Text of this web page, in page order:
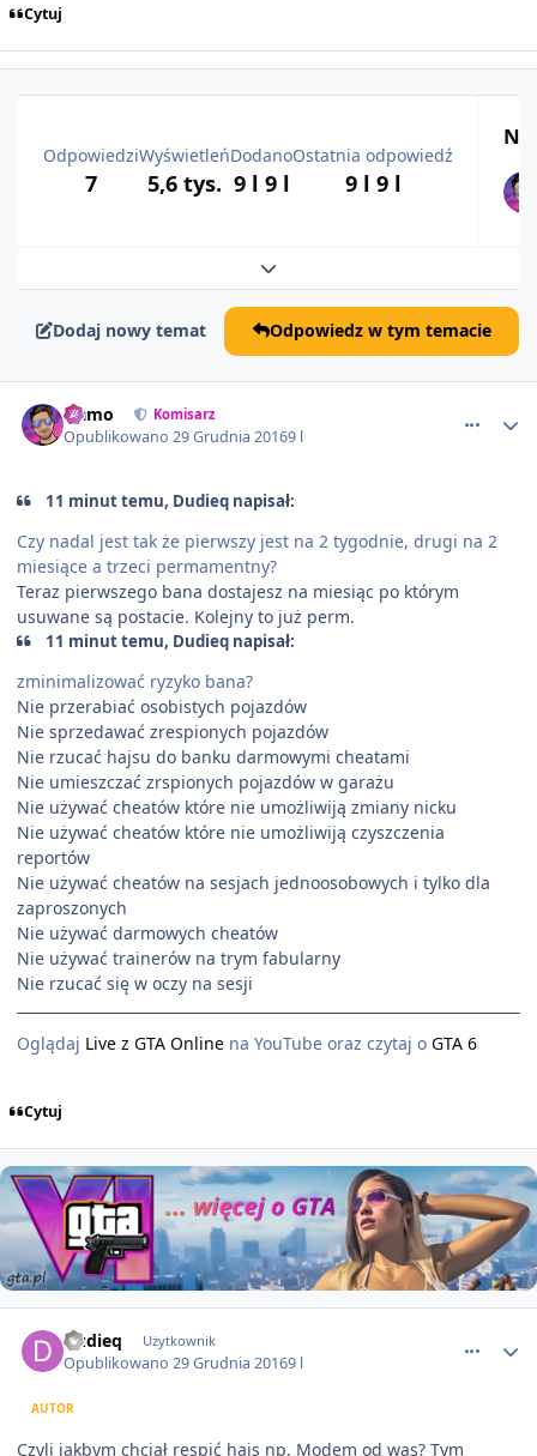
Cytuj
Odpowiedzi
7
Wyświetleń
5,6 tys.
Dodano
9 l 9 l
Ostatnia odpowiedź
9 l 9 l
Rozwiń podsumowanie tematu
Dodaj nowy temat Odpowiedz w tym temacie
Namo Komisarz
Opublikowano29 Grudnia 20169 l
11 minut temu, Dudieq napisał:
Czy nadal jest tak że pierwszy jest na 2 tygodnie, drugi na 2
miesiące a trzeci permamentny?
Teraz pierwszego bana dostajesz na miesiąc po którym
usuwane są postacie. Kolejny to już perm.
11 minut temu, Dudieq napisał:
zminimalizować ryzyko bana?
Nie przerabiać osobistych pojazdów
Nie sprzedawać zrespionych pojazdów
Nie rzucać hajsu do banku darmowymi cheatami
Nie umieszczać zrspionych pojazdów w garażu
Nie używać cheatów które nie umożliwiją zmiany nicku
Nie używać cheatów które nie umożliwiją czyszczenia
reportów
Nie używać cheatów na sesjach jednoosobowych i tylko dla
zaproszonych
Nie używać darmowych cheatów
Nie używać trainerów na trym fabularny
Nie rzucać się w oczy na sesji
Oglądaj Live z GTA Online na YouTube oraz czytaj o GTA 6
Cytuj
Dudieq Użytkownik
Opublikowano29 Grudnia 20169 l
AUTOR
Czyli jakbym chciał respić hajs np. Modem od was? Tym